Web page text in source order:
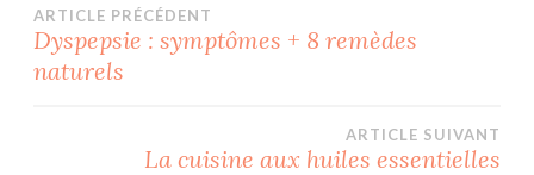
Navigation
de
l’article
ARTICLE PRÉCÉDENT
Dyspepsie : symptômes + 8 remèdes
naturels
ARTICLE SUIVANT
La cuisine aux huiles essentielles